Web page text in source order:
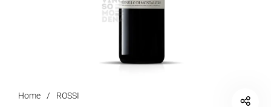
Home / ROSSI